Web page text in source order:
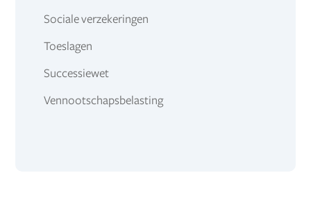
Sociale verzekeringen
Toeslagen
Successiewet
Vennootschapsbelasting